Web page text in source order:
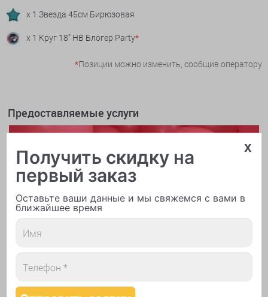
x 1 Звезда 45см Бирюзовая
x 1 Круг 18" НВ Блогер Party*
*Позиции можно изменить, сообщив оператору
Предоставляемые услуги
x
Получить скидку на
первый заказ
Оставьте ваши данные и мы свяжемся с вами в
ближайшее время